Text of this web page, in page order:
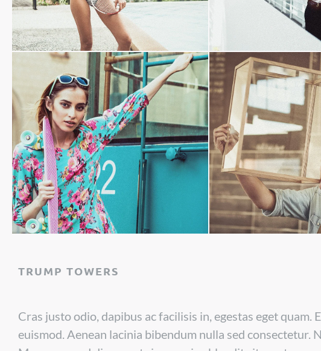
TRUMP TOWERS
Cras justo odio, dapibus ac facilisis in, egestas eget quam.
euismod. Aenean lacinia bibendum nulla sed consectetur.